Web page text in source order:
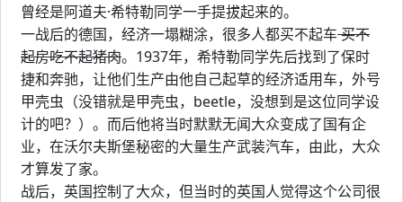
曾经是阿道夫·希特勒同学一手提拔起来的。
一战后的德国，经济一塌糊涂，很多人都买不起车买不
起房吃不起猪肉。1937年，希特勒同学先后找到了保时
捷和奔驰，让他们生产由他自己起草的经济适用车，外号
甲壳虫（没错就是甲壳虫，beetle，没想到是这位同学设
计的吧？）。而后他将当时默默无闻大众变成了国有企
业，在沃尔夫斯堡秘密的大量生产武装汽车，由此，大众
才算发了家。
战后，英国控制了大众，但当时的英国人觉得这个公司很